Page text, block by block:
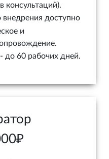
консультаций).
внедрения доступно
и
до 60 рабочих дней.